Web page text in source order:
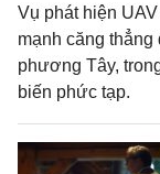
Vụ phát hiện
mạnh căng
phương Tây,
biến phức tạp.